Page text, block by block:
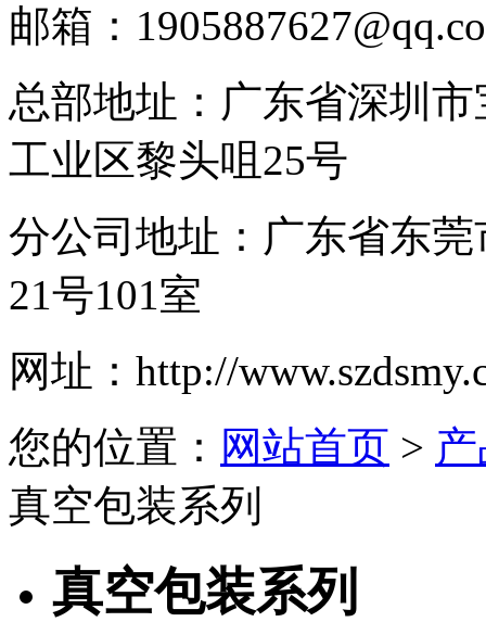
邮箱：
总部地址： 广东省深圳
工业区黎头咀25号
分公司地址： 广东省东
21号101室
网址： http://
您的位置： 网站首页 >
真空包装系列
真空包装系列